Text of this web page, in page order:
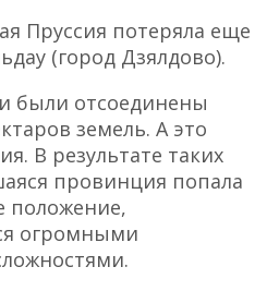
Пруссия потеряла еще
(город Дзялдово).
были отсоединены
земель. А это
В результате таких
провинция попала
положение,
огромными